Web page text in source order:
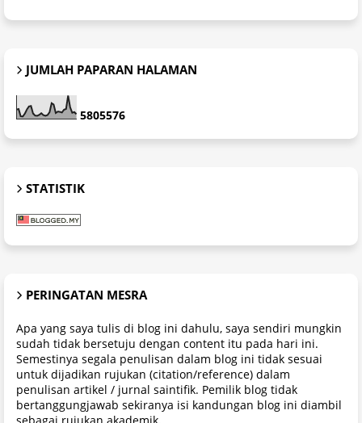
JUMLAH PAPARAN HALAMAN
5805576
STATISTIK
PERINGATAN MESRA
Apa yang saya tulis di blog ini dahulu, saya sendiri mungkin
sudah tidak bersetuju dengan content itu pada hari ini.
Semestinya segala penulisan dalam blog ini tidak sesuai
untuk dijadikan rujukan (citation/reference) dalam
penulisan artikel / jurnal saintifik. Pemilik blog tidak
bertanggungjawab sekiranya isi kandungan blog ini diambil